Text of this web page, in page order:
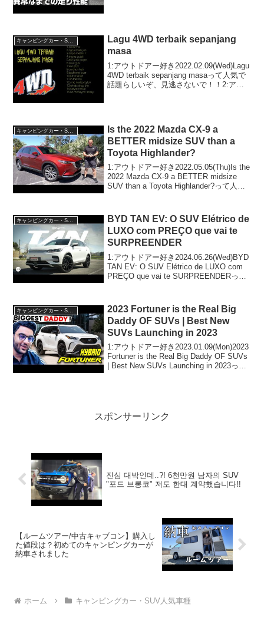
キャンピングカー・SUV人気車種
Lagu 4WD terbaik sepanjang
masa
1:アウトドアー好き2022.02.09(Wed)Lagu
4WD terbaik sepanjang masaって人気で
話題らしいぞ、見逃さないで！！2:アウ
Is the 2022 Mazda CX-9 a
BETTER midsize SUV than a
Toyota Highlander?
1:アウトドアー好き2022.05.05(Thu)Is the
2022 Mazda CX-9 a BETTER midsize
SUV than a Toyota Highlander?って人気
キャンピングカー・SUV人気車種
BYD TAN EV: O SUV Elétrico de
LUXO com PREÇO que vai te
SURPREENDER
1:アウトドアー好き2024.06.26(Wed)BYD
TAN EV: O SUV Elétrico de LUXO com
PREÇO que vai te SURPREENDERって
2023 Fortuner is the Real Big
Daddy OF SUVs | Best New
SUVs Launching in 2023
1:アウトドアー好き2023.01.09(Mon)2023
Fortuner is the Real Big Daddy OF SUVs
| Best New SUVs Launching in 2023って
スポンサーリンク
진심 대박인데..?! 6천만원 남자의 SUV
"포드 브롱코" 저도 한대 계약했습니다!!
【ルームツアー/中古キャブコン】購入し
た値段は？初めてのキャンピングカーが
納車されました
ホーム キャンピングカー・SUV人気車種